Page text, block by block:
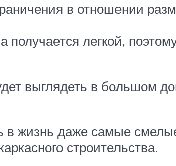
в отношении
легкой,
выглядеть в большом
в жизнь даже самые
строительства.